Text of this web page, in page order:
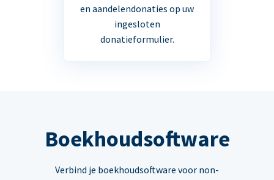
en aandelendonaties op uw
ingesloten
donatieformulier.
Boekhoudsoftware
Verbind je boekhoudsoftware voor non-